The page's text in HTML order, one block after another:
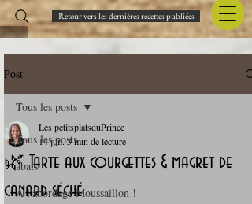
Retour vers les dernières recettes publiées
Post
Tous les posts
abats
A l'abordage Moussaillon !
Tous les posts
🌿 Tarte aux courgettes & magret de
canard séché
Les petitsplatsduPrince
14 juil.3 min de lecture